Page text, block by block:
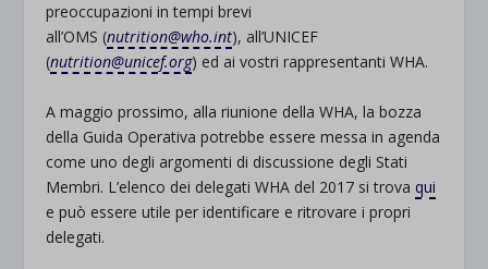
preoccupazioni in tempi brevi
all’OMS (nutrition@who.int), all’UNICEF
(nutrition@unicef.org) ed ai vostri rappresentanti WHA.
A maggio prossimo, alla riunione della WHA, la bozza
della Guida Operativa potrebbe essere messa in agenda
come uno degli argomenti di discussione degli Stati
Membri. L’elenco dei delegati WHA del 2017 si trovaqui
e può essere utile per identificare e ritrovare i propri
delegati.